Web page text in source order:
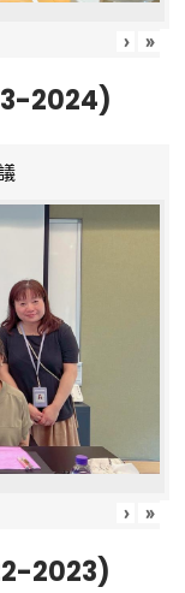
› »
2024)
› »
2023)